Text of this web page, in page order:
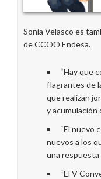
Sonia Velasco es
de CCOO Endesa.
“Hay que
flagrantes de
que realizan
y acumulación
“El nuevo
nuevos a los
una respuesta
“El V